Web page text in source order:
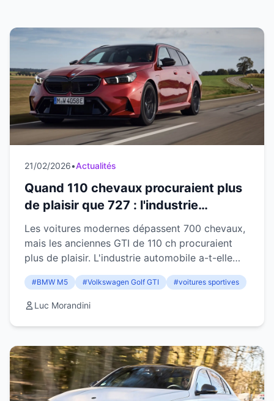
21/02/2026•Actualités
Quand 110 chevaux procuraient plus
de plaisir que 727 : l'industrie
automobile a-t-elle perdu le sens des
réalités
Les voitures modernes dépassent 700 chevaux,
mais les anciennes GTI de 110 ch procuraient
plus de plaisir. L'industrie automobile a-t-elle
perdu le sens ?
#BMW M5 #Volkswagen Golf GTI #voitures sportives
Luc Morandini